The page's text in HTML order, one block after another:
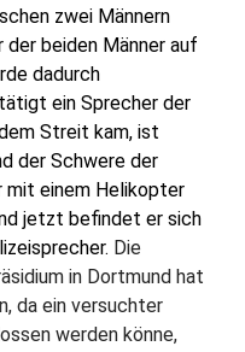
zwei Männern
beiden Männer auf
dadurch
ein Sprecher der
Streit kam, ist
der Schwere der
mit einem Helikopter
jetzt befindet er sich
Die
in Dortmund hat
da ein versuchter
werden könne,